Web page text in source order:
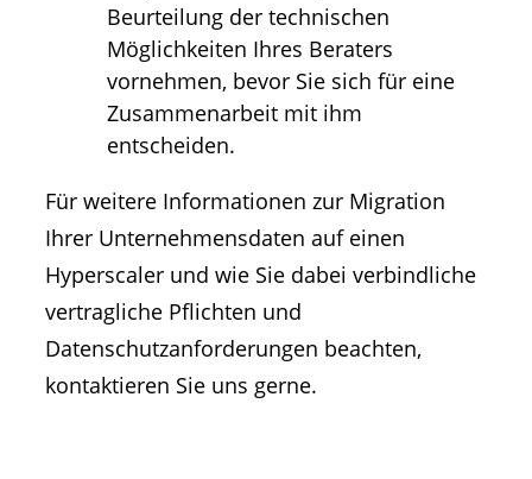
Beurteilung der technischen
Möglichkeiten Ihres Beraters
vornehmen, bevor Sie sich für eine
Zusammenarbeit mit ihm
entscheiden.
Für weitere Informationen zur Migration
Ihrer Unternehmensdaten auf einen
Hyperscaler und wie Sie dabei verbindliche
vertragliche Pflichten und
Datenschutzanforderungen beachten,
kontaktieren Sie uns gerne.